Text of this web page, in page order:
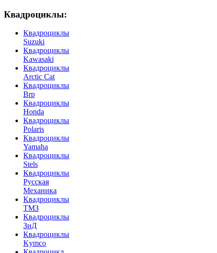
Квадроциклы:
Квадроциклы
Suzuki
Квадроциклы
Kawasaki
Квадроциклы
Arctic Cat
Квадроциклы
Brp
Квадроциклы
Honda
Квадроциклы
Polaris
Квадроциклы
Yamaha
Квадроциклы
Stels
Квадроциклы
Русская
Механика
Квадроциклы
ТМЗ
Квадроциклы
ЗиД
Квадроциклы
Kymco